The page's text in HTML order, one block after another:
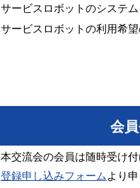
サービスロボットのシステ
サービスロボットの利用希
会
本交流会の会員は随時受け付
登録申し込みフォームより